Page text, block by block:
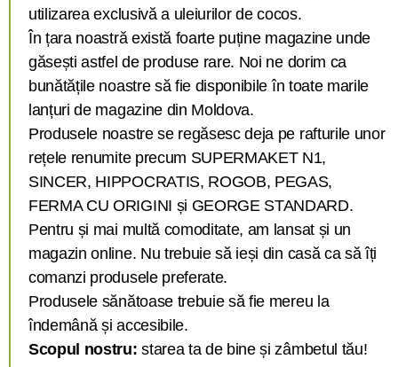
utilizarea exclusivă a uleiurilor de cocos.
În țara noastră există foarte puține magazine unde
găsești astfel de produse rare. Noi ne dorim ca
bunătățile noastre să fie disponibile în toate marile
lanțuri de magazine din Moldova.
Produsele noastre se regăsesc deja pe rafturile unor
rețele renumite precum SUPERMAKET N1,
SINCER, HIPPOCRATIS, ROGOB, PEGAS,
FERMA CU ORIGINI și GEORGE STANDARD.
Pentru și mai multă comoditate, am lansat și un
magazin online. Nu trebuie să ieși din casă ca să îți
comanzi produsele preferate.
Produsele sănătoase trebuie să fie mereu la
îndemână și accesibile.
Scopul nostru: starea ta de bine și zâmbetul tău!